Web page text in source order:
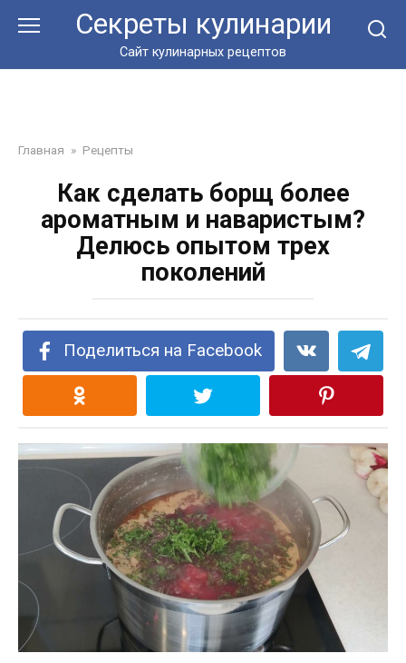
Секреты кулинарии
Сайт кулинарных рецептов
Главная » Рецепты
Как сделать борщ более
ароматным и наваристым?
Делюсь опытом трех
поколений
Поделиться на Facebook